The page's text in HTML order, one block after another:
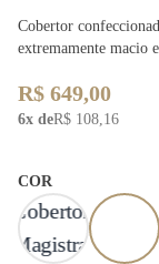
Cobertor
extremamente macio
R$ 649,00
6x deR$ 108,16
COR